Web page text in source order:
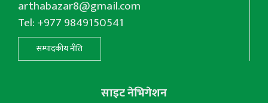
arthabazar8@gmail.com
Tel: +977 9849150541
सम्पादकीय नीति
साइट नेभिगेशन